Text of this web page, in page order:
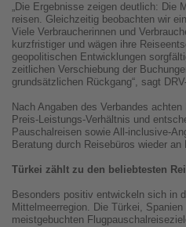
„Die Ergebnisse zeigen deutlich: Die
reisen. Gleichzeitig beobachten wir
Viele Verbraucherinnen und
kurzfristiger und wägen ihre
geopolitischen Entwicklungen
zeitlichen Verschiebung der
grundsätzlichen Rückgang“, sagt
Nach Angaben des Verbandes
Preis-Leistungs-Verhältnis und
Pauschalreisen sowie All-inclusive-
Beratung durch Reisebüros wieder an
Türkei zählt zu den beliebtesten
Besonders positiv entwickeln sich in
Mittelmeerregion. Die Türkei,
meistgebuchten